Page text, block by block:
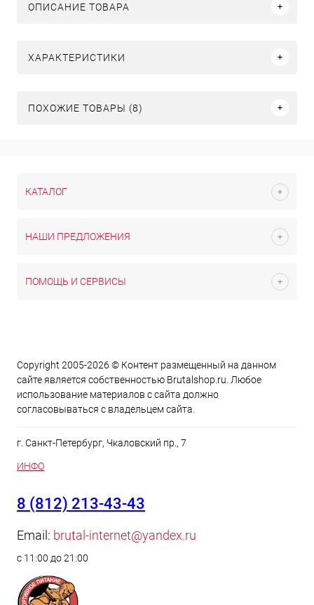
ОПИСАНИЕ ТОВАРА
ХАРАКТЕРИСТИКИ
ПОХОЖИЕ ТОВАРЫ (8)
КАТАЛОГ
НАШИ ПРЕДЛОЖЕНИЯ
ПОМОЩЬ И СЕРВИСЫ
Copyright 2005-2026 © Контент размещенный на данном
сайте является cобственностью Brutalshop.ru. Любое
использование материалов с сайта должно
согласовываться с владельцем сайта.
г. Санкт-Петербург, Чкаловский пр., 7
ИНФО
8 (812) 213-43-43
Email: brutal-internet@yandex.ru
с 11:00 до 21:00